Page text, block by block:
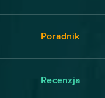
Poradnik
Recenzja